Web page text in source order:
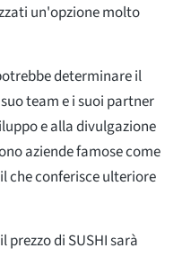
un'opzione molto
determinare il
team e i suoi partner
e alla divulgazione
aziende famose come
che conferisce ulteriore
di SUSHI sarà